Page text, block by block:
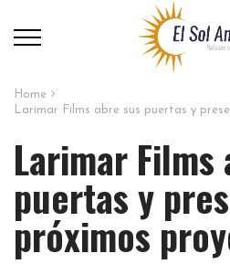
Home
Larimar Films abre sus puertas y
Larimar Films
puertas y
próximos